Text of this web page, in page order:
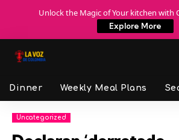
Unlock the Magic of Your kitchen with
Explore More
Dinner Weekly Meal Plans
Uncategorized